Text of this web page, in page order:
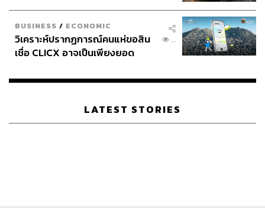
BUSINESS / ECONOMIC
วิเคราะห์ปรากฏการณ์คนแห่ขอสิน
เชื่อ CLICX อาจเป็นเพียงยอด
เรือนไทยที่ถูกซุกไว้
...
LATEST STORIES